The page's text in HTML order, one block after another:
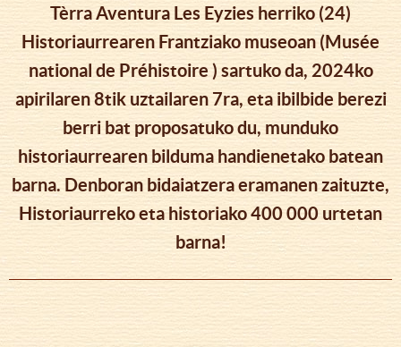
Tèrra Aventura Les Eyzies herriko (24)
Historiaurrearen Frantziako museoan (Musée
national de Préhistoire ) sartuko da, 2024ko
apirilaren 8tik uztailaren 7ra, eta ibilbide berezi
berri bat proposatuko du, munduko
historiaurrearen bilduma handienetako batean
barna. Denboran bidaiatzera eramanen zaituzte,
Historiaurreko eta historiako 400 000 urtetan
barna!